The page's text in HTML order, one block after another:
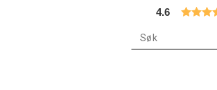
4.6